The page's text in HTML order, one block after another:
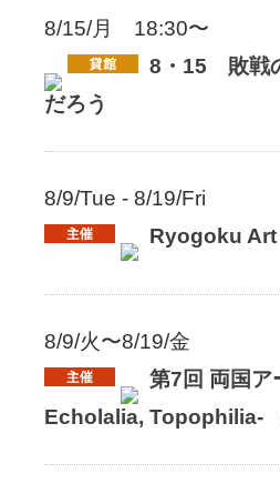
8/15/月 18:30〜
8・15 敗戦
だろう
8/9/Tue - 8/19/Fri
Ryogoku
8/9/火〜8/19/金
第7回 両国ア
Echolalia, Topophilia-